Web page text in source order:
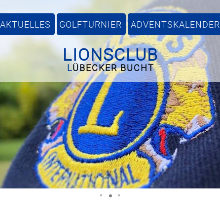
AKTUELLES GOLFTURNIER ADVENTSKALENDER
LIONSCLUB
LÜBECKER BUCHT